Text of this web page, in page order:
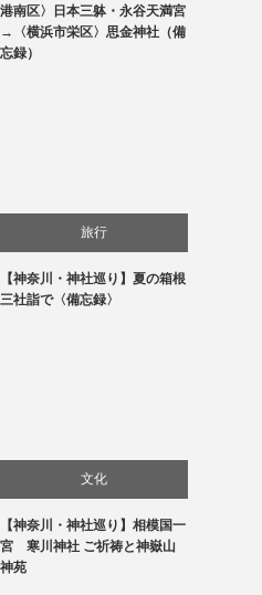
港南区〉日本三躰・永谷天満宮
→〈横浜市栄区〉思金神社（備
忘録）
旅行
【神奈川・神社巡り】夏の箱根
三社詣で〈備忘録〉
文化
旅行
【神奈川・神社巡り】相模国一
宮 寒川神社 ご祈祷と神嶽山
神苑